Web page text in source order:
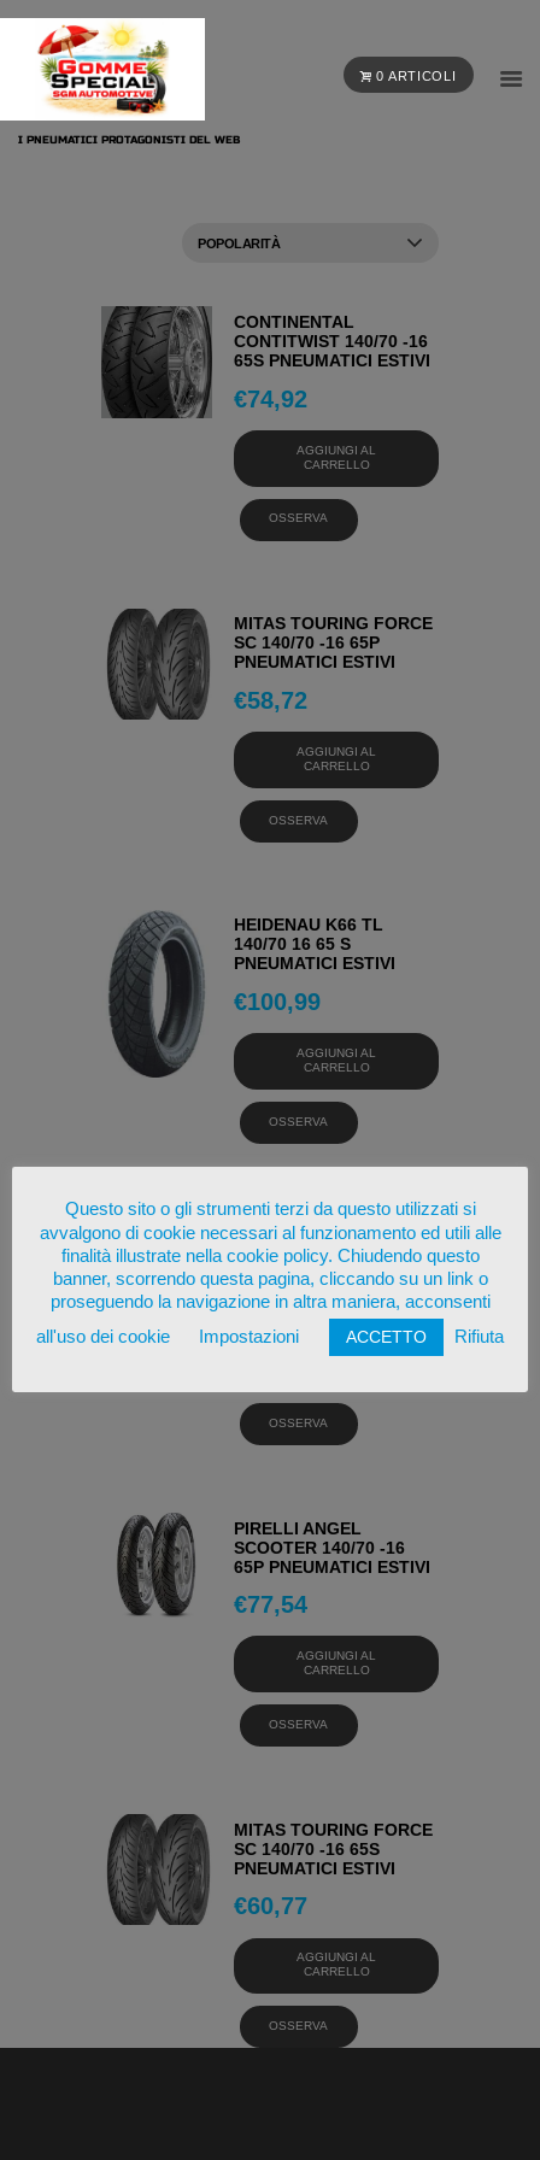
0 ARTICOLI
I PNEUMATICI PROTAGONISTI DEL WEB
CONTINENTAL
CONTITWIST 140/70 -16
65S PNEUMATICI ESTIVI
€74,92
AGGIUNGI AL
CARRELLO
OSSERVA
MITAS TOURING FORCE
SC 140/70 -16 65P
PNEUMATICI ESTIVI
€58,72
AGGIUNGI AL
CARRELLO
OSSERVA
HEIDENAU K66 TL
140/70 16 65 S
PNEUMATICI ESTIVI
€100,99
AGGIUNGI AL
CARRELLO
OSSERVA
METZELER ROADTEC
SCOOTER 140/70 -16
65P PNEUMATICI ESTIVI
€95,09
AGGIUNGI AL
OSSERVA
PIRELLI ANGEL
SCOOTER 140/70 -16
65P PNEUMATICI ESTIVI
€77,54
AGGIUNGI AL
CARRELLO
OSSERVA
MITAS TOURING FORCE
SC 140/70 -16 65S
PNEUMATICI ESTIVI
€60,77
AGGIUNGI AL
CARRELLO
OSSERVA
Questo sito o gli strumenti terzi da questo utilizzati si
avvalgono di cookie necessari al funzionamento ed utili alle
finalità illustrate nella cookie policy. Chiudendo questo
banner, scorrendo questa pagina, cliccando su un link o
proseguendo la navigazione in altra maniera, acconsenti
all'uso dei cookie
Impostazioni ACCETTO Rifiuta